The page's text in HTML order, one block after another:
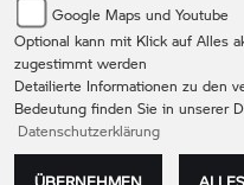
09141
IMPRESSUM
AGB
Google Maps und Youtube
Optional kann mit Klick auf Alles
zugestimmt werden
Detailierte Informationen zu den
Bedeutung finden Sie in unserer
Datenschutzerklärung